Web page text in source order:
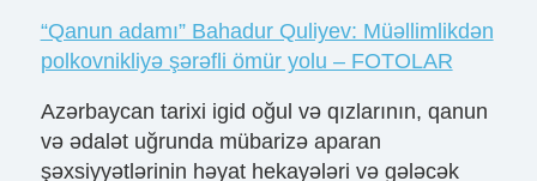
“Qanun adamı” Bahadur Quliyev: Müəllimlikdən
polkovnikliyə şərəfli ömür yolu – FOTOLAR
Azərbaycan tarixi igid oğul və qızlarının, qanun
və ədalət uğrunda mübarizə aparan
şəxsiyyətlərinin həyat hekayələri və gələcək